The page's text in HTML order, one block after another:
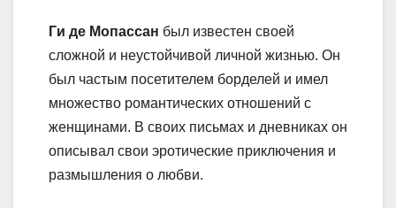
Ги де Мопассан был известен своей
сложной и неустойчивой личной жизнью. Он
был частым посетителем борделей и имел
множество романтических отношений с
женщинами. В своих письмах и дневниках он
описывал свои эротические приключения и
размышления о любви.